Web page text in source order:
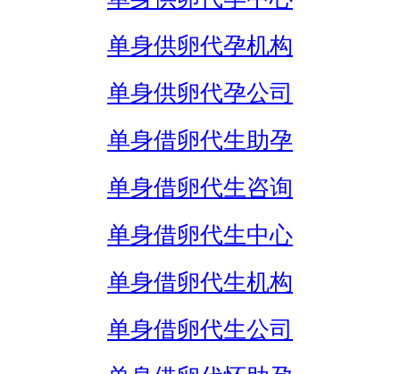
单身供卵代孕机构
单身供卵代孕公司
单身借卵代生助孕
单身借卵代生咨询
单身借卵代生中心
单身借卵代生机构
单身借卵代生公司